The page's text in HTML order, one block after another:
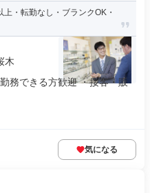
・転勤なし・ブランクOK・
木
務できる方歓迎 ・接客・販
気になる